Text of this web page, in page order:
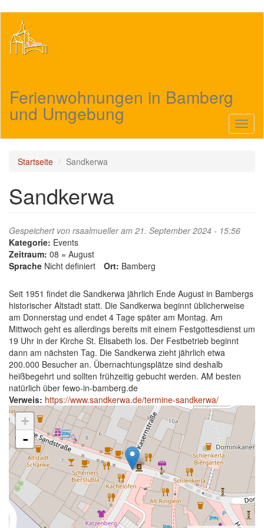
Inhalt
Ferienwohnungen in Bamberg
und Umgebung
Startseite Sandkerwa
Sandkerwa
Gespeichert von rsaalmuelleram 21. September 2024 - 15:56
Kategorie: Events
Zeitraum: 08 = August
Sprache Nicht definiert Ort: Bamberg
Seit 1951 findet die Sandkerwa jährlich Ende August in Bambergs
historischer Altstadt statt. Die Sandkerwa beginnt üblicherweise
am Donnerstag und endet 4 Tage später am Montag. Am
Mittwoch geht es allerdings bereits mit einem Festgottesdienst um
19 Uhr in der Kirche St. Elisabeth los. Der Festbetrieb beginnt
dann am nächsten Tag. Die Sandkerwa zieht jährlich etwa
200.000 Besucher an. Übernachtungsplätze sind deshalb
heißbegehrt und sollten frühzeitig gebucht werden. AM besten
natürlich über fewo-in-bamberg.de
Verweis: https://www.sandkerwa.de/termine-sandkerwa/
+
-